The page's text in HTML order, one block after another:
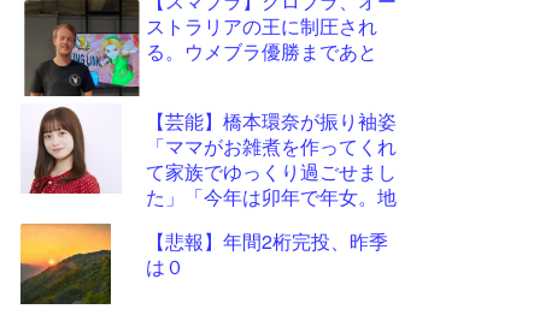
ストラリアの王に制圧され
る。ウメブラ優勝まであと
【芸能】橋本環奈が振り袖姿
「ママがお雑煮を作ってくれ
て家族でゆっくり過ごせまし
た」「今年は卯年で年女。地
【悲報】年間2桁完投、昨季
は０